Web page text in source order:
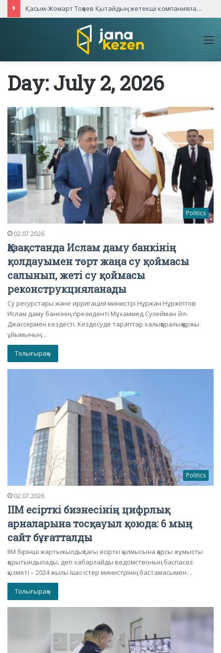
Қасым-Жомарт Тоқаев Қытайдың жетекші компаниялары басшыларымен кездесті
Day:July 2, 2026
Politics
02.07.2026
Қазақстанда Ислам даму банкінің
қолдауымен төрт жаңа су қоймасы
салынып, жеті су қоймасы
реконструкцияланады
Су ресурстары және ирригация министрі Нұржан Нұржігітов
Ислам даму банкінің президенті Мұхаммед Сулейман Әл-
Джассермен кездесті. Кездесуде тараптар халықаралық қаржы
ұйымының…
Толығырақ »
Politics
02.07.2026
ІІМ есірткі бизнесінің цифрлық
арналарына тосқауыл қоюда: 6 мың
сайт бұғатталды
ІІМ бірінші жартыжылдықтағы есірткі қылмысына қарсы жұмысты
қорытындылады, деп хабарлайды ведомствоның баспасөз
қызметі – 2024 жылы Ішкі істер министрінің бастамасымен…
Толығырақ »